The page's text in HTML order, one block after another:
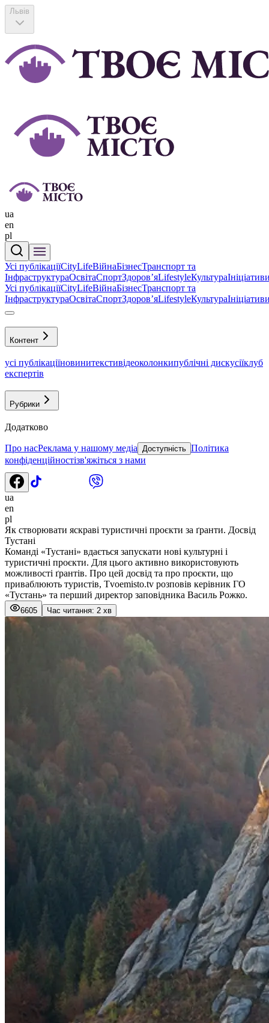
Львів
ua
en
pl
Усі публікаціїCityLifeВійнаБізнесТранспорт та
ІнфраструктураОсвітаСпортЗдоровʼяLifestyleКультура
Усі публікаціїCityLifeВійнаБізнесТранспорт та
ІнфраструктураОсвітаСпортЗдоровʼяLifestyleКультура
Контент
усі публікаціїновинитекстивідеоколонкипублічні дискусіїклуб
експертів
Рубрики
Додатково
Про насРеклама у нашому медіа Доступність Політика
конфіденційностізв'яжіться з нами
ua
en
pl
Як створювати яскраві туристичні проєкти за ґранти. Досвід
Тустані
Команді «Тустані» вдається запускати нові культурні і
туристичні проєкти. Для цього активно використовують
можливості ґрантів. Про цей досвід та про проєкти, що
приваблюють туристів, Tvoemisto.tv розповів керівник ГО
«Тустань» та перший директор заповідника Василь Рожко.
6605 Час читання: 2 хв